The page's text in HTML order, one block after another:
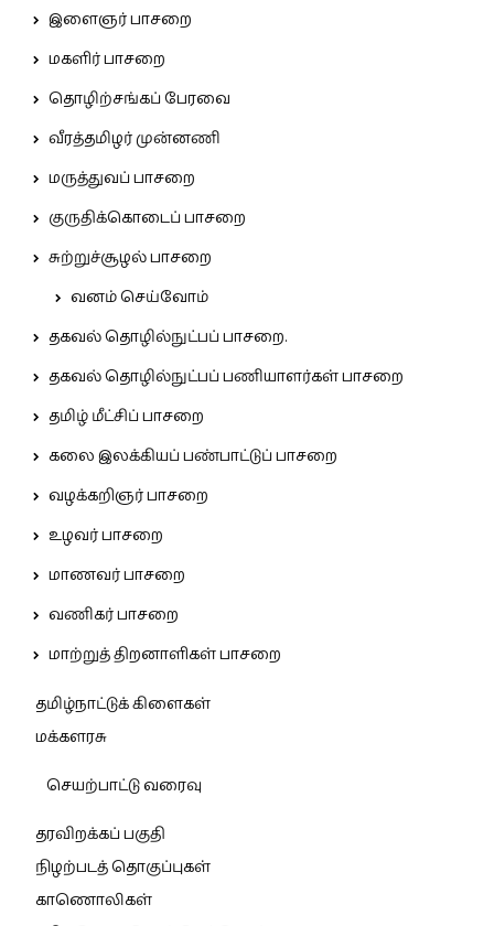
இளைஞர் பாசறை
மகளிர் பாசறை
தொழிற்சங்கப் பேரவை
வீரத்தமிழர் முன்னணி
மருத்துவப் பாசறை
குருதிக்கொடைப் பாசறை
சுற்றுச்சூழல் பாசறை
வனம் செய்வோம்
தகவல் தொழில்நுட்பப் பாசறை.
தகவல் தொழில்நுட்பப் பணியாளர்கள் பாசறை
தமிழ் மீட்சிப் பாசறை
கலை இலக்கியப் பண்பாட்டுப் பாசறை
வழக்கறிஞர் பாசறை
உழவர் பாசறை
மாணவர் பாசறை
வணிகர் பாசறை
மாற்றுத் திறனாளிகள் பாசறை
தமிழ்நாட்டுக் கிளைகள்
மக்களரசு
செயற்பாட்டு வரைவு
தரவிறக்கப் பகுதி
நிழற்படத் தொகுப்புகள்
காணொலிகள்